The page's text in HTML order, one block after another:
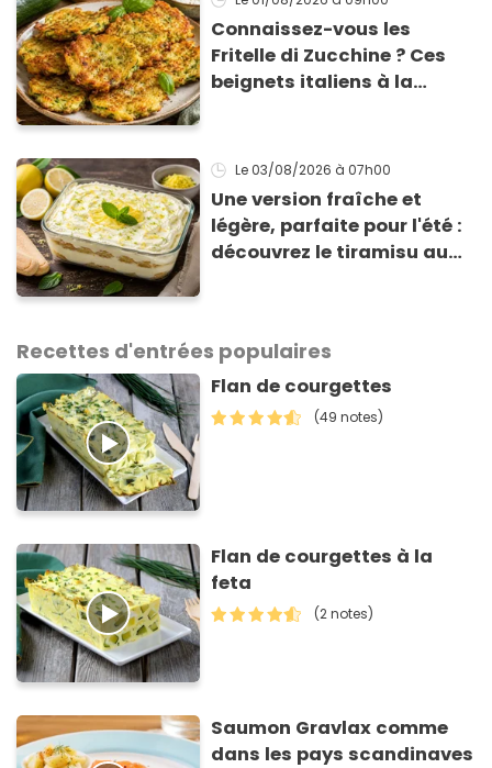
Connaissez-vous les
Fritelle di Zucchine ? Ces
beignets italiens à la
Le 03/08/2026 à 07h00
Une version fraîche et
légère, parfaite pour l'été :
découvrez le tiramisu au
Recettes d'entrées populaires
Flan de courgettes
(49 notes)
Flan de courgettes à la
feta
(2 notes)
Saumon Gravlax comme
dans les pays scandinaves